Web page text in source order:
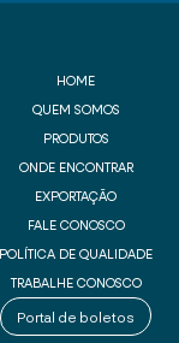
HOME
QUEM SOMOS
PRODUTOS
ONDE ENCONTRAR
EXPORTAÇÃO
FALE CONOSCO
POLÍTICA DE QUALIDADE
TRABALHE CONOSCO
Portal de boletos